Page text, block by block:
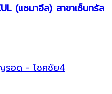
(แซมาอึล) สาขาเซ็นทรัล